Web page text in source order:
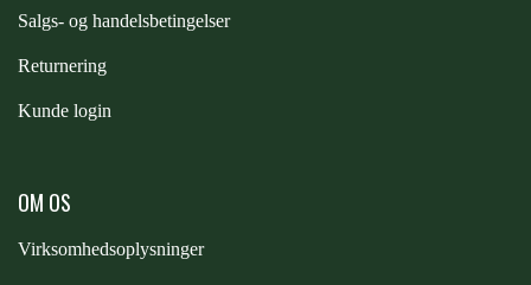
Salgs- og handelsbetingelser
Returnering
Kunde login
OM OS
Virksomhedsoplysninger